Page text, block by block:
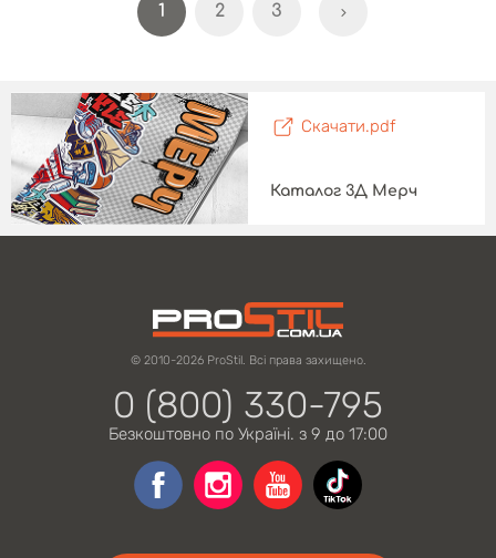
1 2 3
Скачати.pdf
Каталог 3Д Мерч
© 2010-2026 ProStil. Всі права захищено.
0 (800) 330-795
Безкоштовно по Україні. з 9 до 17:00